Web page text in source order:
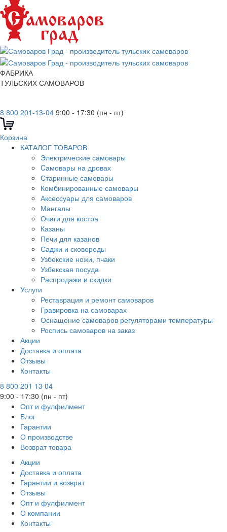
ФАБРИКА
ТУЛЬСКИХ САМОВАРОВ
8 800 201-13-04 9:00 - 17:30 (пн - пт)
Корзина
КАТАЛОГ ТОВАРОВ
Электрические самовары
Cамовары на дровах
Старинные самовары
Комбинированные самовары
Аксессуары для самоваров
Мангалы
Очаги для костра
Казаны
Печи для казанов
Саджи и сковороды
Узбекские ножи, пчаки
Узбекская посуда
Распродажи и скидки
Услуги
Реставрация и ремонт самоваров
Гравировка на самоварах
Оснащение самоваров регуляторами температуры
Роспись самоваров на заказ
Акции
Доставка и оплата
Отзывы
Контакты
8 800 201 13 04
9:00 - 17:30 (пн - пт)
Опт и фулфилмент
Блог
Гарантии
О производстве
Возврат товара
Акции
Доставка и оплата
Гарантии и возврат
Отзывы
Опт и фулфилмент
О компании
Контакты